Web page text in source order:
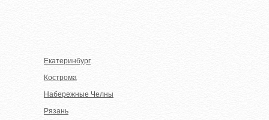
Екатеринбург
Кострома
Набережные Челны
Рязань